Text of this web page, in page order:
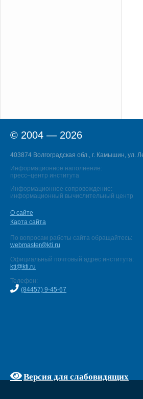
© 2004 — 2026
403874 Волгоградская обл., г. Камышин, ул.
Информационное наполнение:
пресс–центр института
Информационное сопровождение:
информационный вычислительный центр
О сайте
Карта сайта
По вопросам работы сайта обращайтесь:
webmaster@kti.ru
Официальный почтовый адрес института:
kti@kti.ru
Телефон:
(84457) 9-45-67
Версия для слабовидящих